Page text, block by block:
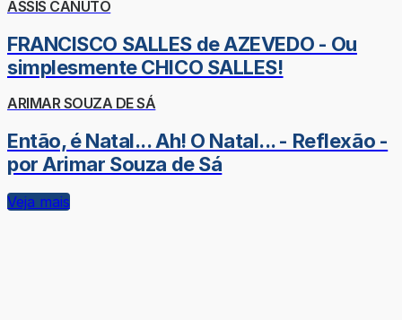
ASSIS CANUTO
FRANCISCO SALLES de AZEVEDO - Ou
simplesmente CHICO SALLES!
ARIMAR SOUZA DE SÁ
Então, é Natal... Ah! O Natal... - Reflexão -
por Arimar Souza de Sá
Veja mais